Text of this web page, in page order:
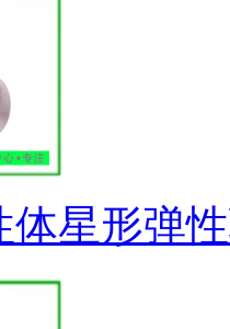
体星形弹